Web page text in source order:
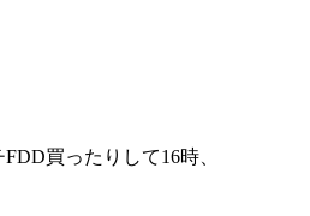
買ったりして16時、